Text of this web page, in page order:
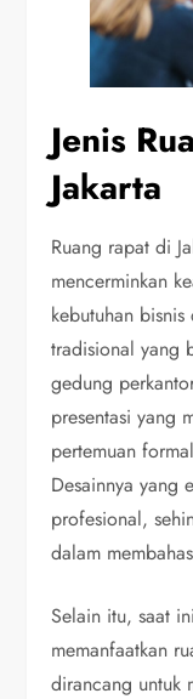
Jenis
Jakarta
Ruang rapat di
mencerminkan
kebutuhan
tradisional yang
gedung
presentasi yang
pertemuan
Desainnya yang
profesional,
dalam
Selain itu, saat
memanfaatkan
dirancang untuk